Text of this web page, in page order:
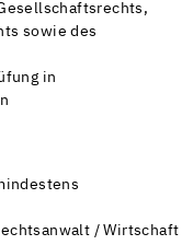
sowie des
in
/ Wirtschaft